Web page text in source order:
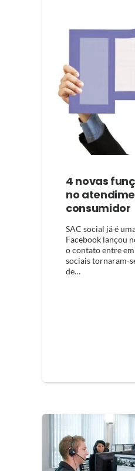
4 novas
no
consumidor
SAC social já é
Facebook lançou
o contato entre
sociais tornaram-
de…